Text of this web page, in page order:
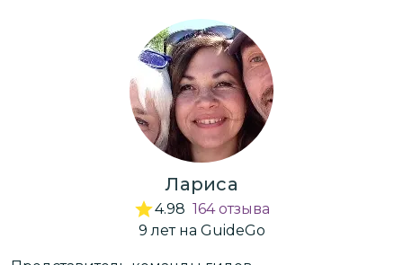
Лариса
4.98 164 отзыва
9 летна GuideGo